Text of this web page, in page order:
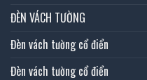
ĐÈN VÁCH TƯỜNG
Đèn vách tường cổ điển
Đèn vách tường cổ điển